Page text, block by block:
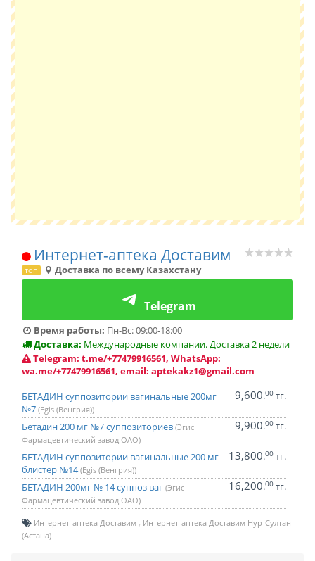
Интернет-аптека Доставим
топ Доставка по всему Казахстану
Telegram
Время работы: Пн-Вс: 09:00-18:00
Доставка: Международные компании. Доставка 2 недели
Telegram: t.me/+77479916561, WhatsApp:
wa.me/+77479916561, email: aptekakz1@gmail.com
БЕТАДИН суппозитории вагинальные 200мг
№7 (Egis (Венгрия))
9,600.00 тг.
Бетадин 200 мг №7 суппозиториев (Эгис
Фармацевтический завод ОАО)
9,900.00 тг.
БЕТАДИН суппозитории вагинальные 200 мг
блистер №14(Egis (Венгрия))
13,800.00 тг.
БЕТАДИН 200мг № 14 суппоз ваг (Эгис
Фармацевтический завод ОАО)
16,200.00 тг.
Интернет-аптека Доставим
Интернет-аптека Доставим Нур-Султан
(Астана)